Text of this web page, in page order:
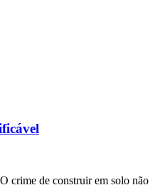
crime de construir em solo não